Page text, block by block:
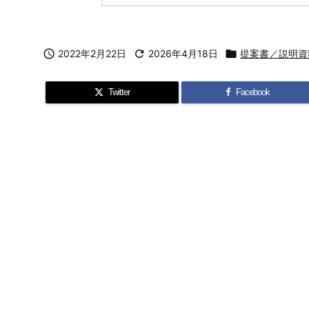
 2022年2月22日  2026年4月18日  提案書／説明
Twitter Facebook